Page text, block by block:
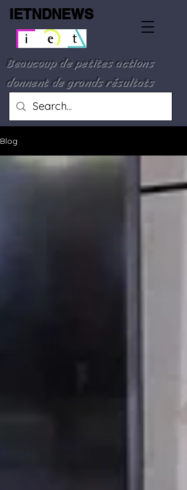
IETNDNEWS
Beaucoup de petites actions
donnent de grands résultats
Blog